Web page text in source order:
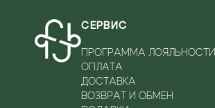
СЕРВИС
ПРОГРАММА ЛОЯЛЬНОСТИ
ОПЛАТА
ДОСТАВКА
ВОЗВРАТ И ОБМЕН